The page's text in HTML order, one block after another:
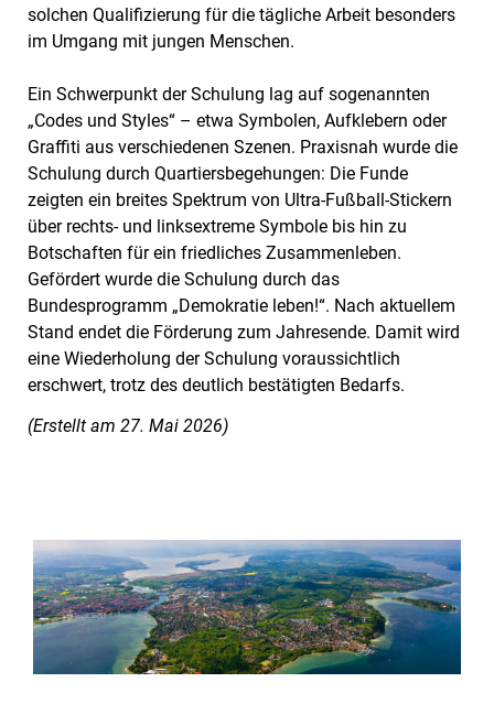
solchen Qualifizierung für die tägliche Arbeit besonders
im Umgang mit jungen Menschen.
Ein Schwerpunkt der Schulung lag auf sogenannten
„Codes und Styles“ – etwa Symbolen, Aufklebern oder
Graffiti aus verschiedenen Szenen. Praxisnah wurde die
Schulung durch Quartiersbegehungen: Die Funde
zeigten ein breites Spektrum von Ultra-Fußball-Stickern
über rechts- und linksextreme Symbole bis hin zu
Botschaften für ein friedliches Zusammenleben.
Gefördert wurde die Schulung durch das
Bundesprogramm „Demokratie leben!“. Nach aktuellem
Stand endet die Förderung zum Jahresende. Damit wird
eine Wiederholung der Schulung voraussichtlich
erschwert, trotz des deutlich bestätigten Bedarfs.
(Erstellt am 27. Mai 2026)